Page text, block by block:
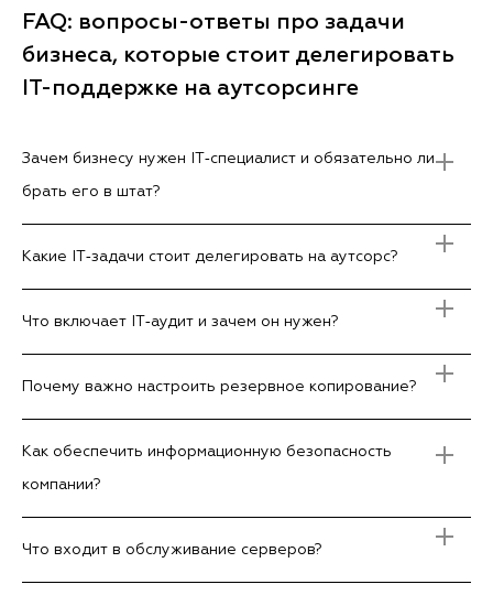
FAQ: вопросы-ответы про задачи
бизнеса, которые стоит делегировать
IT-поддержке на аутсорсинге
Зачем бизнесу нужен IT‑специалист и обязательно ли
брать его в штат?
Какие IT‑задачи стоит делегировать на аутсорс?
Что включает IT‑аудит и зачем он нужен?
Почему важно настроить резервное копирование?
Как обеспечить информационную безопасность
компании?
Что входит в обслуживание серверов?